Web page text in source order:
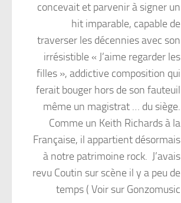
concevait et parvenir à signer un
hit imparable, capable de
traverser les décennies avec son
irrésistible « J’aime regarder les
filles », addictive composition qui
ferait bouger hors de son fauteuil
même un magistrat … du siège.
Comme un Keith Richards à la
Française, il appartient désormais
à notre patrimoine rock. J’avais
revu Coutin sur scène il y a peu de
temps ( Voir sur Gonzomusic